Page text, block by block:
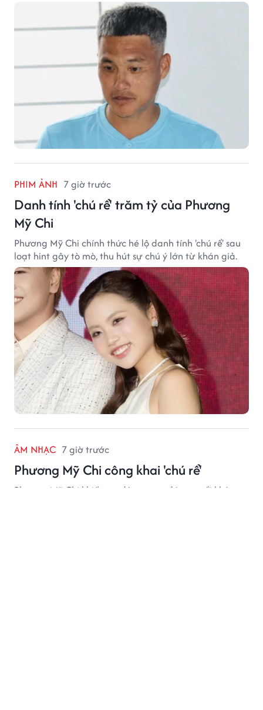
PHIM ẢNH 7 giờ trước
Danh tính 'chú rể' trăm tỷ của Phương
Mỹ Chi
Phương Mỹ Chi chính thức hé lộ danh tính 'chú rể' sau
loạt hint gây tò mò, thu hút sự chú ý lớn từ khán giả.
ÂM NHẠC 7 giờ trước
Phương Mỹ Chi công khai 'chú rể'
Phương Mỹ Chi khiến cư dân mạng đứng ngồi không